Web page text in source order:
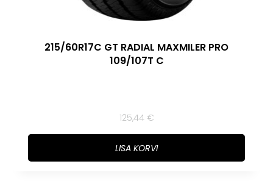
215/60R17C GT RADIAL MAXMILER PRO
109/107T C
125,44 €
LISA KORVI